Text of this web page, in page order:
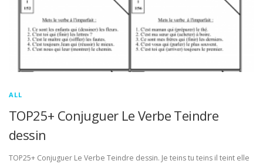
ALL
TOP25+ Conjuguer Le Verbe Teindre
dessin
TOP25+ Conjuguer Le Verbe Teindre dessin. Je teins tu teins il teint elle